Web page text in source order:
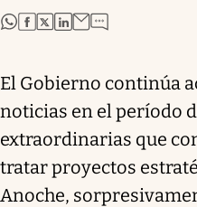
abre en nueva pestaña
abre en nueva pestaña
abre en nueva pestaña
abre en nueva
El Gobierno continúa
noticias en el período
extraordinarias que
tratar proyectos
Anoche,